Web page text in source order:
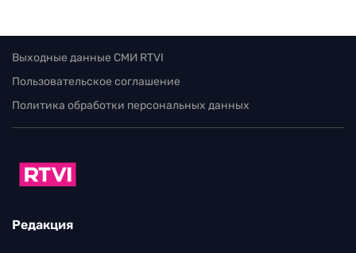
Выходные данные СМИ RTVI
Пользовательское соглашение
Политика обработки персональных данных
Редакция